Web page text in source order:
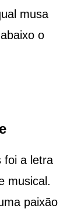
musa
o
foi a letra
musical.
paixão